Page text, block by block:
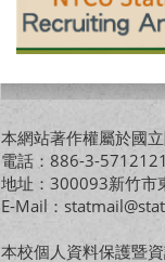
本網站著作權屬於國
電話：886-3-
地址：300093新竹
E-Mail：
本校個人資料保護暨